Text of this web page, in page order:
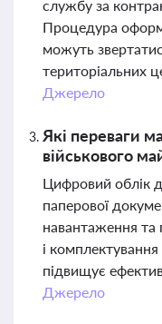
службу за
Процедура
можуть
територіальних
Джерело
Які переваги
військового
Цифровий облік
паперової
навантаження
і
підвищує
Джерело